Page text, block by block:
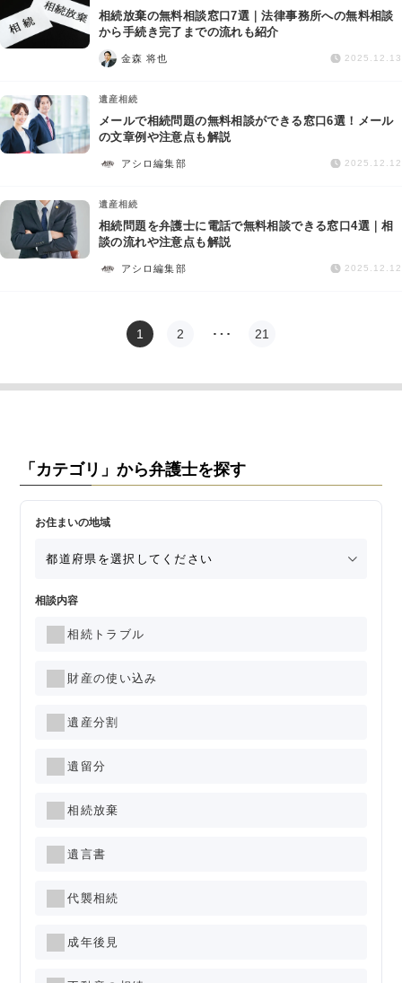
相続放棄の無料相談窓口7選｜法律事務所への無料相談
から手続き完了までの流れも紹介
金森 将也 2025.12.13
遺産相続
メールで相続問題の無料相談ができる窓口6選！メール
の文章例や注意点も解説
アシロ編集部 2025.12.12
遺産相続
相続問題を弁護士に電話で無料相談できる窓口4選｜相
談の流れや注意点も解説
アシロ編集部 2025.12.12
1 2 … 21
「カテゴリ」から弁護士を探す
お住まいの地域
相談内容
相続トラブル
財産の使い込み
遺産分割
遺留分
相続放棄
遺言書
代襲相続
成年後見